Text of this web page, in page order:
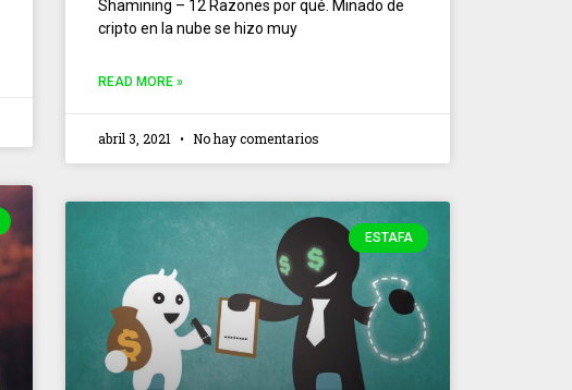
Shamining – 12 Razones por qué. Minado de
cripto en la nube se hizo muy
READ MORE »
abril 3, 2021 No hay comentarios
ESTAFA